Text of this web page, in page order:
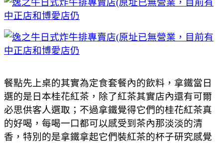
餐點先上桌的其實為定食套餐內的飲料，拿鐵當日
選的是日本桂花紅茶，除了紅茶其實店內還有可爾
必思供客人選取；不過拿鐵覺得它們的桂花紅茶真
的好喝，每喝一口都可以感受到茶內那淡淡的清
香，特別的是拿鐵拿起它們裝紅茶的杯子研究感覺